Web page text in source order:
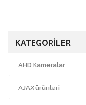
KATEGORILER
AHD Kameralar
AJAX ürünleri